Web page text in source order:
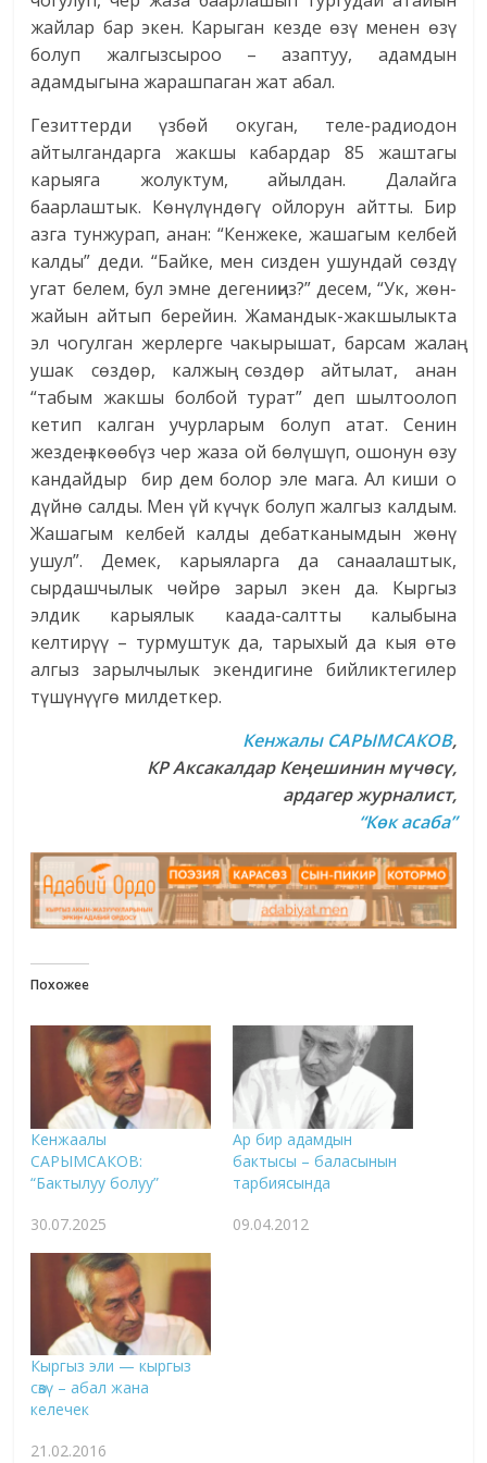
жайлар бар экен. Карыган кезде өзү менен өзү
болуп жалгызсыроо – азаптуу, адамдын
адамдыгына жарашпаган жат абал.
Гезиттерди үзбөй окуган, теле-радиодон
айтылгандарга жакшы кабардар 85 жаштагы
карыяга жолуктум, айылдан. Далайга
баарлаштык. Көнүлүндөгү ойлорун айтты. Бир
азга тунжурап, анан: “Кенжеке, жашагым келбей
калды” деди. “Байке, мен сизден ушундай сөздү
угат белем, бул эмне дегениңиз?” десем, “Ук, жөн-
жайын айтып берейин. Жамандык-жакшылыкта
эл чогулган жерлерге чакырышат, барсам жалаң
ушак сөздөр, калжың сөздөр айтылат, анан
“табым жакшы болбой турат” деп шылтоолоп
кетип калган учурларым болуп атат. Сенин
жездең экөөбүз чер жаза ой бөлүшүп, ошонун өзу
кандайдыр бир дем болор эле мага. Ал киши о
дүйнө салды. Мен үй күчүк болуп жалгыз калдым.
Жашагым келбей калды дебатканымдын жөнү
ушул”. Демек, карыяларга да санаалаштык,
сырдашчылык чөйрө зарыл экен да. Кыргыз
элдик карыялык каада-салтты калыбына
келтирүү – турмуштук да, тарыхый да кыя өтө
алгыз зарылчылык экендигине бийликтегилер
түшүнүүгө милдеткер.
Кенжалы САРЫМСАКОВ,
КР Аксакалдар Кеңешинин мүчөсү,
ардагер журналист,
“Көк асаба”
Похожее
Кенжаалы
САРЫМСАКОВ:
“Бактылуу болуу”
30.07.2025
Ар бир адамдын
бактысы – баласынын
тарбиясында
09.04.2012
Кыргыз эли — кыргыз
сөзү – абал жана
келечек
21.02.2016